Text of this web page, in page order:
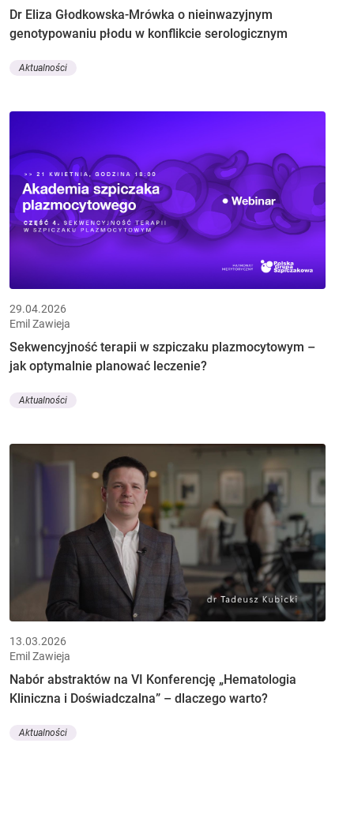
Dr Eliza Głodkowska-Mrówka o nieinwazyjnym
genotypowaniu płodu w konflikcie serologicznym
Aktualności
29.04.2026
Emil Zawieja
Sekwencyjność terapii w szpiczaku plazmocytowym –
jak optymalnie planować leczenie?
Aktualności
13.03.2026
Emil Zawieja
Nabór abstraktów na VI Konferencję „Hematologia
Kliniczna i Doświadczalna” – dlaczego warto?
Aktualności